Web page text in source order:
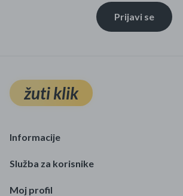
Čišćenje zaliha
Kišobrani akcija
Ograničena cijena
Najpopularniji proizvodi
Roba s greškom
Prijavi se
žuti klik
Informacije
Služba za korisnike
Moj profil